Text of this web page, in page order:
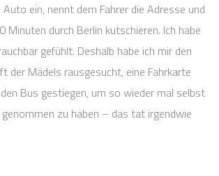
ein, nennt dem Fahrer die Adresse und
durch Berlin kutschieren. Ich habe
gefühlt. Deshalb habe ich mir den
der Mädels rausgesucht, eine Fahrkarte
Bus gestiegen, um so wieder mal selbst
zu haben – das tat irgendwie